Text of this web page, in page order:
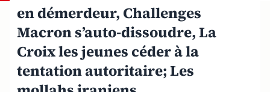
en démerdeur, Challenges
Macron s’auto-dissoudre, La
Croix les jeunes céder à la
tentation autoritaire; Les